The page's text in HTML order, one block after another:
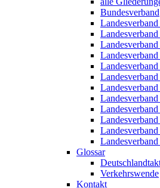
Bundesverband
Landesverband
Landesverband
Glossar
Verkehrswende
Kontakt